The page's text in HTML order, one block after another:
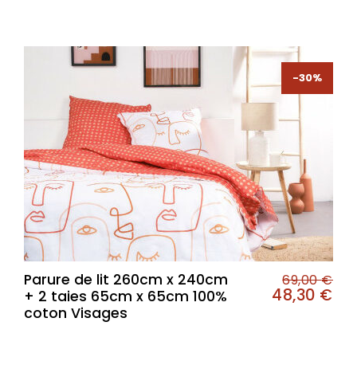
-30%
-30%
Parure de lit 260cm x 240cm
+ 2 taies 65cm x 65cm 100%
coton Visages
69,00€
48,30 €